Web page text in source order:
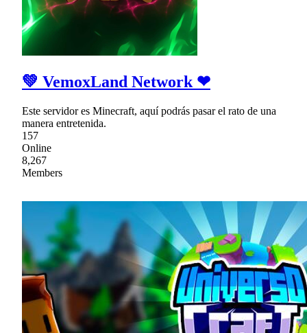
💚 VemoxLand Network ❤
Este servidor es Minecraft, aquí podrás pasar el rato de una
manera entretenida.
157
Online
8,267
Members